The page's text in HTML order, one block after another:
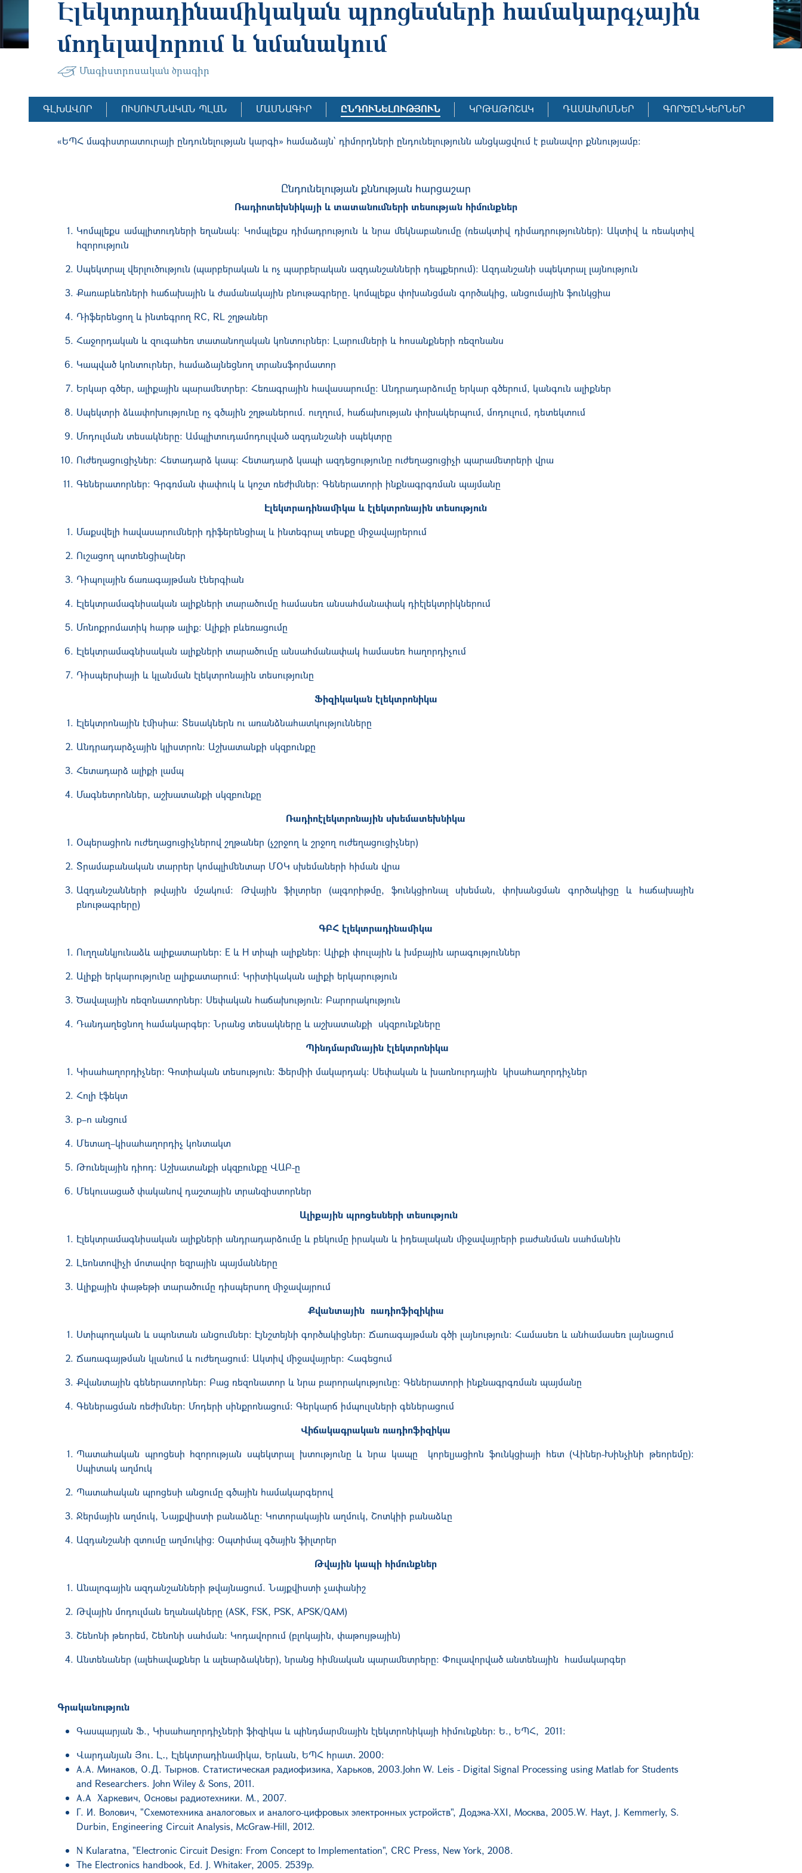
Էլեկտրադինամիկական պրոցեսների համակարգչային
մոդելավորում և նմանակում
Մագիստրոսական ծրագիր
ԳԼԽԱՎՈՐ ՈՒՍՈՒՄՆԱԿԱՆ ՊԼԱՆ ՄԱՍՆԱԳԻՐ ԸՆԴՈՒՆԵԼՈՒԹՅՈՒՆ ԿՐԹԱԹՈՇԱԿ ԴԱՍԱԽՈՍՆԵՐ ԳՈՐԾԸՆԿԵՐՆԵՐ
«ԵՊՀ մագիստրատուրայի ընդունելության կարգի» համաձայն՝ դիմորդների ընդունելությունն անցկացվում է բանավոր քննությամբ:
Ընդունելության քննության հարցաշար
Ռադիոտեխնիկայի և տատանումների տեսության հիմունքներ
Կոմպլեքս ամպլիտուդների եղանակ։ Կոմպլեքս դիմադրություն և նրա մեկնաբանումը (ռեակտիվ դիմադրություններ): Ակտիվ և ռեակտիվ
հզորություն
Սպեկտրալ վերլուծություն (պարբերական և ոչ պարբերական ազդանշանների դեպքերում): Ազդանշանի սպեկտրալ լայնություն
Քառաբևեռների հաճախային և ժամանակային բնութագրերը․ կոմպլեքս փոխանցման գործակից, անցումային ֆունկցիա
Դիֆերենցող և ինտեգրող RC, RL շղթաներ
Հաջորդական և զուգահեռ տատանողական կոնտուրներ: Լարումների և հոսանքների ռեզոնանս
Կապված կոնտուրներ, համաձայնեցնող տրանսֆորմատոր
Երկար գծեր, ալիքային պարամետրեր: Հեռագրային հավասարումը: Անդրադարձումը երկար գծերում, կանգուն ալիքներ
Սպեկտրի ձևափոխությունը ոչ գծային շղթաներում. ուղղում, հաճախության փոխակերպում, մոդուլում, դետեկտում
Մոդուլման տեսակները: Ամպլիտուդամոդուլված ազդանշանի սպեկտրը
Ուժեղացուցիչներ: Հետադարձ կապ: Հետադարձ կապի ազդեցությունը ուժեղացուցիչի պարա­մետրերի վրա
Գեներատորներ: Գրգռման փափուկ և կոշտ ռեժիմներ: Գեներատորի ինքնագրգռման պայմանը
Էլեկտրադինամիկա և էլեկտրոնային տեսություն
Մաքսվելի հավասարումների դիֆերենցիալ և ինտեգրալ տեսքը միջավայրերում
Ուշացող պոտենցիալներ
Դիպոլային ճառագայթման էներգիան
Էլեկտրամագնիսական ալիքների տարածումը համասեռ անսահմանափակ դիէլեկտրիկներում
Մոնոքրոմատիկ հարթ ալիք: Ալիքի բևեռացումը
Էլեկտրամագնիսական ալիքների տարածումը անսահմանափակ համասեռ հաղորդիչում
Դիսպերսիայի և կլանման էլեկտրոնային տեսությունը
Ֆիզիկական էլեկտրոնիկա
Էլեկտրոնային էմիսիա: Տեսակներն ու առանձնահատկությունները
Անդրադարձչային կլիստրոն: Աշխատանքի սկզբունքը
Հետադարձ ալիքի լամպ
Մագնետրոններ, աշխատանքի սկզբունքը
Ռադիոէլեկտրոնային սխեմատեխնիկա
Օպերացիոն ուժեղացուցիչներով շղթաներ (չշրջող և շրջող ուժեղացուցիչներ)
Տրամաբանական տարրեր կոմպլիմենտար ՄՕԿ սխեմաների հիման վրա
Ազդանշանների թվային մշակում: Թվային ֆիլտրեր (ալգորիթմը, ֆունկցիոնալ սխեման, փոխանցման գործակիցը և հաճախային
բնութագրերը)
ԳԲՀ էլեկտրադինամիկա
Ուղղանկյունաձև ալիքատարներ: E և H տիպի ալիքներ: Ալիքի փուլային և խմբային արագություններ
Ալիքի երկարությունը ալիքատարում: Կրիտիկական ալիքի երկարություն
Ծավալային ռեզոնատորներ: Սեփական հաճախություն: Բարորակություն
Դանդաղեցնող համակարգեր: Նրանց տեսակները և աշխատանքի սկզբունքները
Պինդմարմնային էլեկտրոնիկա
Կիսահաղորդիչներ: Գոտիական տեսություն: Ֆերմիի մակարդակ: Սեփական և խառնուրդային կիսահաղորդիչներ
Հոլի էֆեկտ
p–n անցում
Մետաղ–կիսահաղորդիչ կոնտակտ
Թունելային դիոդ: Աշխատանքի սկզբունքը ՎԱԲ-ը
Մեկուսացած փականով դաշտային տրանզիստորներ
Ալիքային պրոցեսների տեսություն
Էլեկտրամագնիսական ալիքների անդրադարձումը և բեկումը իրական և իդեալական միջավայրերի բաժանման սահմանին
Լեոնտովիչի մոտավոր եզրային պայմանները
Ալիքային փաթեթի տարածումը դիսպերսող միջավայրում
Քվանտային ռադիոֆիզիկիա
Ստիպողական և սպոնտան անցումներ: Էյնշտեյնի գործակիցներ: Ճառագայթման գծի լայնություն: Համասեռ և անհամասեռ լայնացում
Ճառագայթման կլանում և ուժեղացում: Ակտիվ միջավայրեր: Հագեցում
Քվանտային գեներատորներ: Բաց ռեզոնատոր և նրա բարորակությունը: Գեներատորի ինքնագրգռման պայմանը
Գեներացման ռեժիմներ: Մոդերի սինքրոնացում: Գերկարճ իմպուլսների գեներացում
Վիճակագրական ռադիոֆիզիկա
Պատահական պրոցեսի հզորության սպեկտրալ խտությունը և նրա կապը կորելյացիոն ֆունկցիայի հետ (Վիներ-Խինչինի թեորեմը):
Սպիտակ աղմուկ
Պատահական պրոցեսի անցումը գծային համակարգերով
Ջերմային աղմուկ, Նայքվիստի բանաձևը: Կոտորակային աղմուկ, Շոտկիի բանաձևը
Ազդանշանի զտումը աղմուկից: Օպտիմալ գծային ֆիլտրեր
Թվային կապի հիմունքներ
Անալոգային ազդանշանների թվայնացում. Նայքվիստի չափանիշ
Թվային մոդուլման եղանակները (ASK, FSK, PSK, APSK/QAM)
Շենոնի թեորեմ, Շենոնի սահման: Կոդավորում (բլոկային, փաթույթային)
Անտենաներ (ալեհավաքներ և ալեարձակներ), նրանց հիմնական պարամետրերը: Փուլավորված անտենային համակարգեր
Գրականություն
Գասպարյան Ֆ., Կիսահաղորդիչների ֆիզիկա և պինդմարմնային էլեկտրոնիկայի հիմունքներ: Ե., ԵՊՀ, 2011:
Վարդանյան Յու․ Լ ․, Էլեկտրադինամիկա, Երևան, ԵՊՀ հրատ․ 2000։
А.А. Минаков, О.Д. Тырнов. Статистическая радиофизика, Харьков, 2003.John W. Leis - Digital Signal Processing using Matlab for Students
and Researchers. John Wiley & Sons, 2011.
А.А Харкевич, Основы радиотехники. М., 2007.
Г. И. Волович, "Схемотехника аналоговых и аналого-цифровых электронных устройств", Додэка-XXI, Москва, 2005.W. Hayt, J. Kemmerly, S.
Durbin, Engineering Circuit Analysis, McGraw-Hill, 2012.
N Kularatna, "Electronic Circuit Design: From Concept to Implementation", CRC Press, New York, 2008.
The Electronics handbook, Ed. J. Whitaker, 2005. 2539p.